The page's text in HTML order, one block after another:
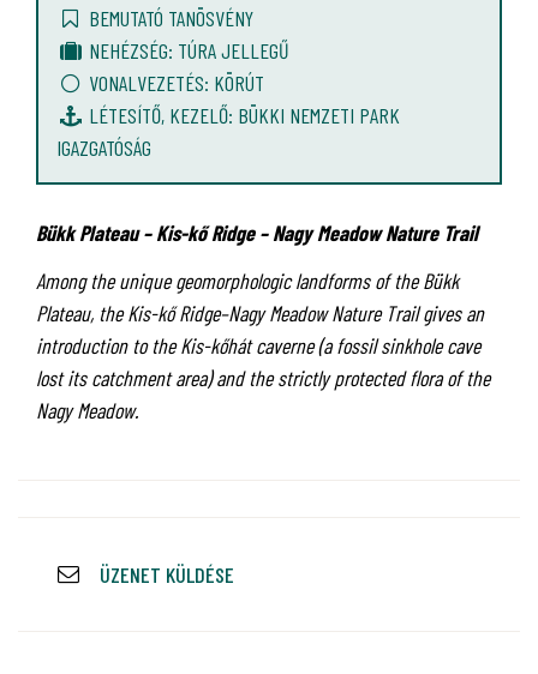
BEMUTATÓ TANÖSVÉNY
NEHÉZSÉG: TÚRA JELLEGŰ
VONALVEZETÉS: KÖRÚT
LÉTESÍTŐ, KEZELŐ: BÜKKI NEMZETI PARK
IGAZGATÓSÁG
Bükk Plateau – Kis-kő Ridge – Nagy Meadow Nature Trail
Among the unique geomorphologic landforms of the Bükk
Plateau, the Kis-kő Ridge–Nagy Meadow Nature Trail gives an
introduction to the Kis-kőhát caverne (a fossil sinkhole cave
lost its catchment area) and the strictly protected flora of the
Nagy Meadow.
ÜZENET KÜLDÉSE